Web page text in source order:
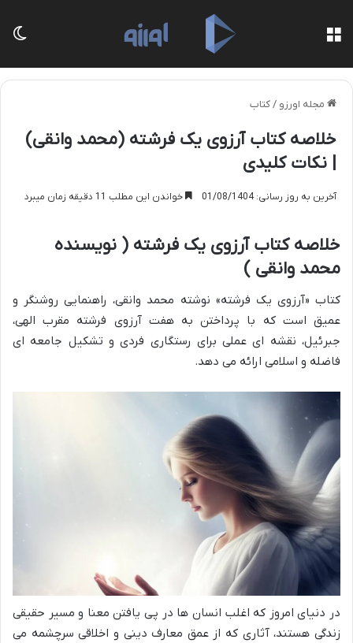
مجله اورزو /کتاب
خلاصه کتاب آرزوی یک فرشته (محمد وانقی)
| نکات کلیدی
آخرین به روز رسانی: 01/08/1404 خواندن این مطلب 11 دقیقه زمان میبرد
خلاصه کتاب آرزوی یک فرشته ( نویسنده
محمد وانقی )
کتاب «آرزوی یک فرشته» نوشته محمد وانقی، راهنمایی روشنگر و
عمیق است که با پرداختن به هفت آرزوی فرشته مقرب الهی،
جبرئیل، نقشه ای عملی برای رستگاری فردی و تشکیل جامعه ای
فاضله و اسلامی ارائه می دهد.
در دنیای امروز که اغلب انسان ها در پی یافتن معنا و مسیر حقیقی
زندگی هستند، آثاری که از عمق معارف دینی و اخلاقی سرچشمه می